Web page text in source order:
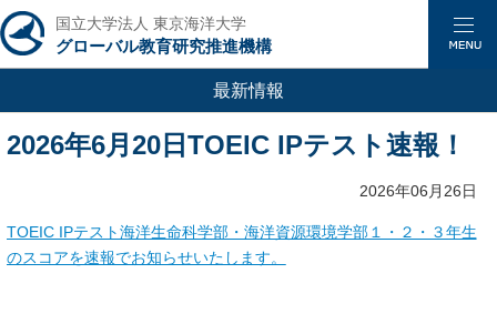
国立大学法人 東京海洋大学
グローバル教育研究推進機構
最新情報
2026年6月20日TOEIC IPテスト速報！
2026年06月26日
TOEIC IPテスト海洋生命科学部・海洋資源環境学部１・２・３年生
のスコアを速報でお知らせいたします。